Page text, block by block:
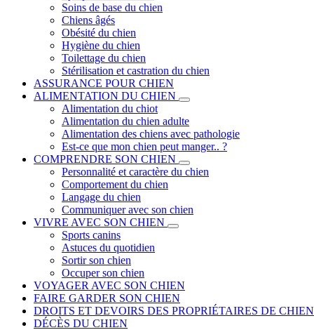
Soins de base du chien
Chiens âgés
Obésité du chien
Hygiène du chien
Toilettage du chien
Stérilisation et castration du chien
ASSURANCE POUR CHIEN
ALIMENTATION DU CHIEN
Alimentation du chiot
Alimentation du chien adulte
Alimentation des chiens avec pathologie
Est-ce que mon chien peut manger.. ?
COMPRENDRE SON CHIEN
Personnalité et caractère du chien
Comportement du chien
Langage du chien
Communiquer avec son chien
VIVRE AVEC SON CHIEN
Sports canins
Astuces du quotidien
Sortir son chien
Occuper son chien
VOYAGER AVEC SON CHIEN
FAIRE GARDER SON CHIEN
DROITS ET DEVOIRS DES PROPRIÉTAIRES DE CHIEN
DÉCÈS DU CHIEN